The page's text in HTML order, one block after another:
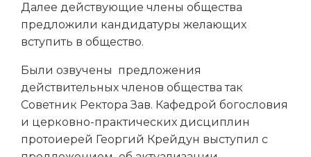
Далее действующие члены общества
предложили кандидатуры желающих
вступить в общество.
Были озвучены предложения
действительных членов общества так
Советник Ректора Зав. Кафедрой богословия
и церковно-практических дисциплин
протоиерей Георгий Крейдун выступил с